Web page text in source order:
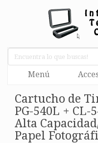
Menú
Cartucho de
PG-540L +
Alta
Papel